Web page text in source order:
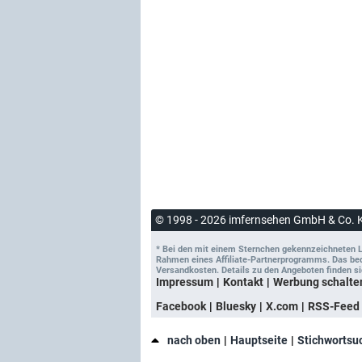
© 1998 - 2026 imfernsehen GmbH & Co.
* Bei den mit einem Sternchen
Rahmen eines Affiliate-Partnerprogramms. Das
Versandkosten. Details zu den Angeboten finden
Impressum Kontakt
Werbung
Facebook
Bluesky X.com RSS-Feed
nach oben Hauptseite